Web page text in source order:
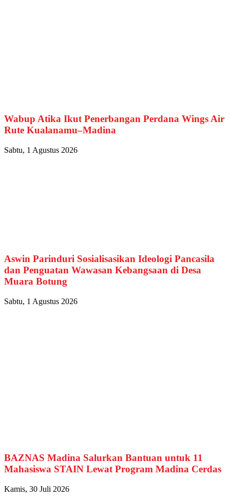
Wabup Atika Ikut Penerbangan Perdana Wings Air
Rute Kualanamu–Madina
Sabtu, 1 Agustus 2026
Aswin Parinduri Sosialisasikan Ideologi Pancasila
dan Penguatan Wawasan Kebangsaan di Desa
Muara Botung
Sabtu, 1 Agustus 2026
BAZNAS Madina Salurkan Bantuan untuk 11
Mahasiswa STAIN Lewat Program Madina Cerdas
Kamis, 30 Juli 2026